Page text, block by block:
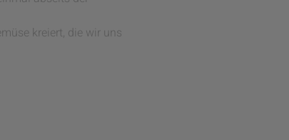
kreiert, die wir uns